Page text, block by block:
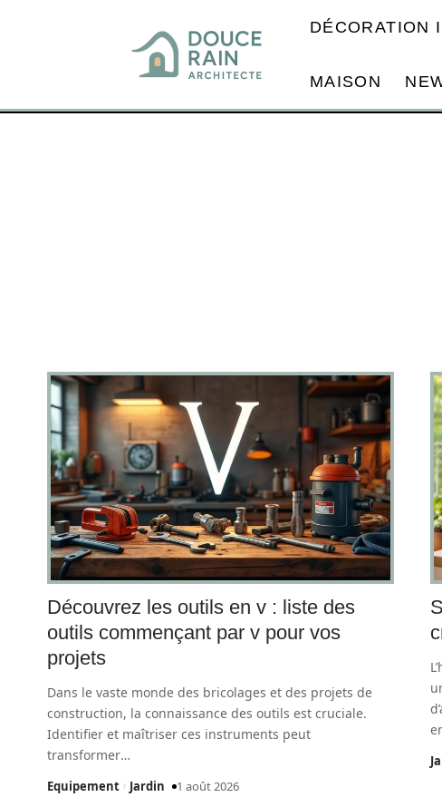
DÉCORATION
MAISON
Découvrez les outils en v : liste des
outils commençant par v pour vos
projets
Dans le vaste monde des bricolages et des projets de
construction, la connaissance des outils est cruciale.
Identifier et maîtriser ces instruments peut
transformer…
Equipement Jardin 1 août 2026